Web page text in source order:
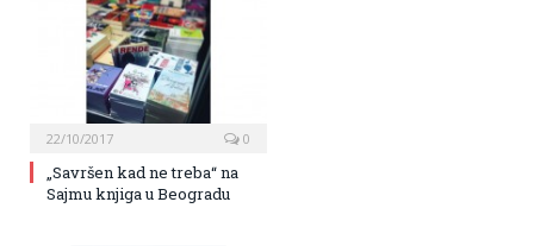
22/10/2017 0
„Savršen kad ne treba“ na
Sajmu knjiga u Beogradu